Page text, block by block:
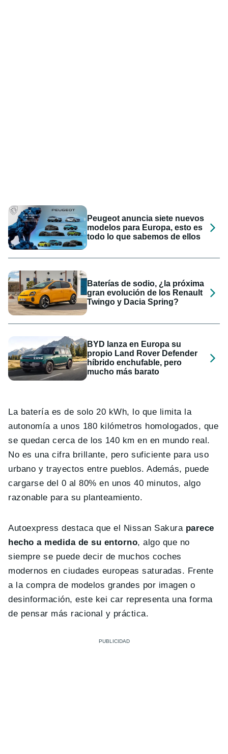
Peugeot anuncia siete nuevos
modelos para Europa, esto es
todo lo que sabemos de ellos
Baterías de sodio, ¿la próxima
gran evolución de los Renault
Twingo y Dacia Spring?
BYD lanza en Europa su
propio Land Rover Defender
híbrido enchufable, pero
mucho más barato
La batería es de solo 20 kWh, lo que limita la
autonomía a unos 180 kilómetros homologados, que
se quedan cerca de los 140 km en en mundo real.
No es una cifra brillante, pero suficiente para uso
urbano y trayectos entre pueblos. Además, puede
cargarse del 0 al 80% en unos 40 minutos, algo
razonable para su planteamiento.
Autoexpress destaca que el Nissan Sakura parece
hecho a medida de su entorno, algo que no
siempre se puede decir de muchos coches
modernos en ciudades europeas saturadas. Frente
a la compra de modelos grandes por imagen o
desinformación, este kei car representa una forma
de pensar más racional y práctica.